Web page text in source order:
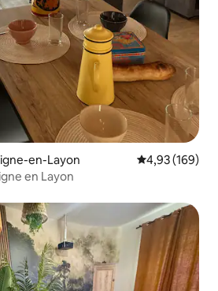
en-Layon 4,93 de uma
4,93 (169)
en Layon